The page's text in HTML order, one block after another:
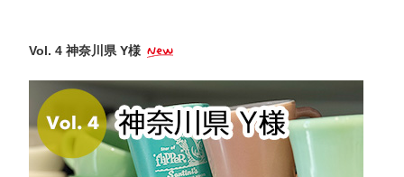
Vol. 4 神奈川県 Y様